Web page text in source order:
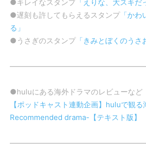
●キレイなスタンプ「えりな、大スキだ
●遅刻も許してもらえるスタンプ「かわ
る」
●うさぎのスタンプ「きみとぼくのうさ
●huluにある海外ドラマのレビューなど
【ポッドキャスト連動企画】huluで観
Recommended drama-【テキスト版】